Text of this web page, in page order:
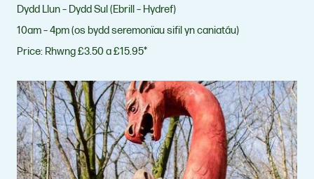
Dydd Llun – Dydd Sul (Ebrill – Hydref)
10am – 4pm (os bydd seremonïau sifil yn caniatáu)
Price: Rhwng £3.50 a £15.95*